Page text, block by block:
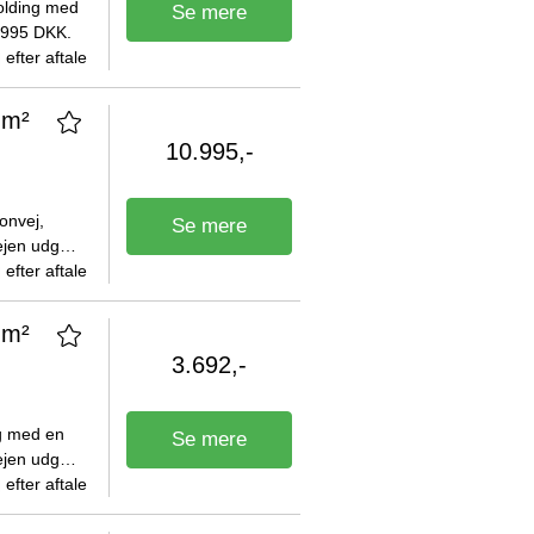
med
DKK.
efter aftale
Se mere
udgør
efter aftale
10.995,-
Se mere
med en
udgør
efter aftale
3.692,-
Se mere